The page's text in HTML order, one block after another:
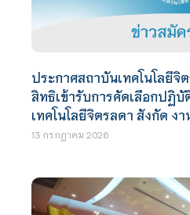
ประกาศสถาบันเทคโนโลยีจิ
สิทธิเข้ารับการคัดเลือกปฏิบั
เทคโนโลยีจิตรลดา สังกัด ง
13 กรกฎาคม 2026